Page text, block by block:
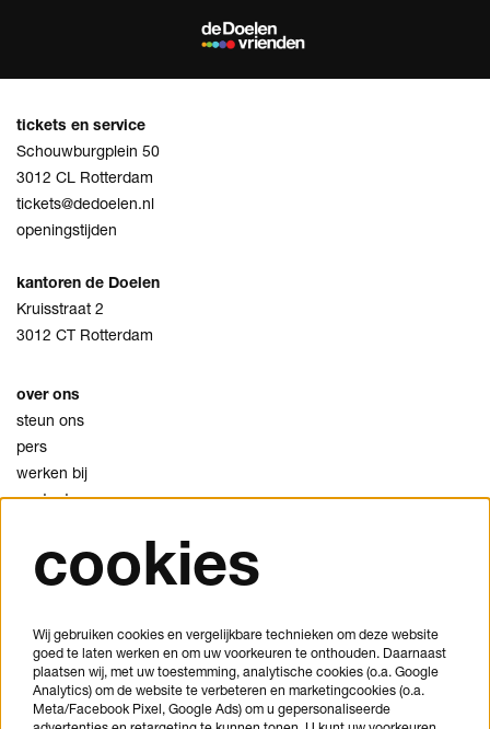
tickets en service
Schouwburgplein 50
3012 CL Rotterdam
tickets@dedoelen.nl
openingstijden
kantoren de Doelen
Kruisstraat 2
3012 CT Rotterdam
over ons
steun ons
pers
werken bij
contact
privacy
cookies
je bezoek plannen
veelgestelde vragen
huisregels
cookies
Wij gebruiken cookies en vergelijkbare technieken om deze website
goed te laten werken en om uw voorkeuren te onthouden. Daarnaast
plaatsen wij, met uw toestemming, analytische cookies (o.a. Google
Analytics) om de website te verbeteren en marketingcookies (o.a.
Meta/Facebook Pixel, Google Ads) om u gepersonaliseerde